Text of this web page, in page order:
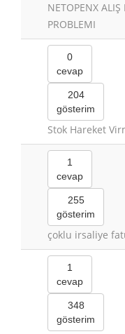
NETOPENX ALIŞ
PROBLEMI
0
cevap
204
gösterim
Stok Hareket
1
cevap
255
gösterim
çoklu irsaliye
1
cevap
348
gösterim